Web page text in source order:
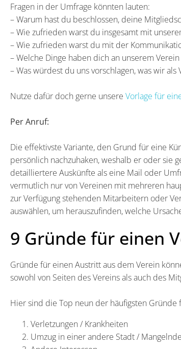
Fragen in der Umfrage könnten lauten:
– Warum hast du beschlossen, deine
– Wie zufrieden warst du insgesamt mit
– Wie zufrieden warst du mit der
– Welche Dinge haben dich an unserem
– Was würdest du uns vorschlagen, was wir
Nutze dafür doch gerne unsere Vorlage für
Per Anruf:
Die effektivste Variante, den Grund für eine
persönlich nachzuhaken, weshalb er oder sie
detailliertere Auskünfte als eine Mail oder
vermutlich nur von Vereinen mit mehreren
zur Verfügung stehenden Mitarbeitern oder
auswählen, um herauszufinden, welche
9 Gründe für einen
Gründe für einen Austritt aus dem Verein
sowohl von Seiten des Vereins als auch des
Hier sind die Top neun der häufigsten Gründe
Verletzungen / Krankheiten
Umzug in einer andere Stadt /